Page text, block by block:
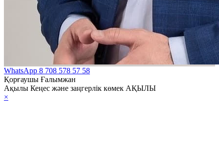
WhatsApp 8 708 578 57 58
Қорғаушы Ғалымжан
Ақылы Кеңес және заңгерлік көмек АҚЫЛЫ
×